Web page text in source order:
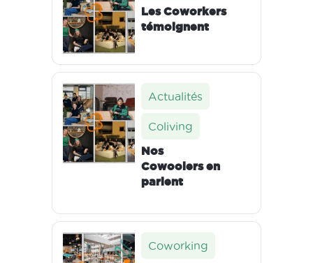
Les Coworkers
témoignent
Actualités
Coliving
Nos
Cowoolers en
parlent
Coworking